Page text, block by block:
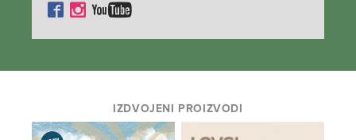
IZDVOJENI PROIZVODI